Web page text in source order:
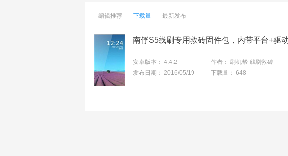
编辑推荐 下载量 最新发布
安卓版本： 4.4.2 作者： 刷机帮-线刷救砖
发布日期： 2016/05/19 下载量： 648